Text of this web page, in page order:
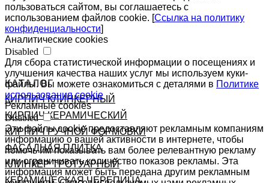
КАТАЛОГ
КИРПИЧ КЛИНКЕРНЫЙ
КИРПИЧ КЕРАМИЧЕСКИЙ
КИРПИЧ РУЧНОЙ ФОРМОВКИ
ФАСАДНАЯ ПЛИТКА
КЛИНКЕР ТРОТУАРНЫЙ
КЕРАМИЧЕСКАЯ ЧЕРЕПИЦА
пользоваться сайтом, вы соглашаетесь с
использованием файлов cookie. [Ссылка на политику
конфиденциальности]
Аналитические cookies
Disabled
Для сбора статистической информации о посещениях и
улучшения качества наших услуг мы используем куки-
файлы. Вы можете ознакомиться с деталями в Политике
использования cookie
Рекламные cookies
Disabled
Эти файлы cookie предоставляют рекламным компаниям
информацию о вашей активности в интернете, чтобы
помочь им показывать вам более релевантную рекламу
или ограничивать количество показов рекламы. Эта
информация может быть передана другим рекламным